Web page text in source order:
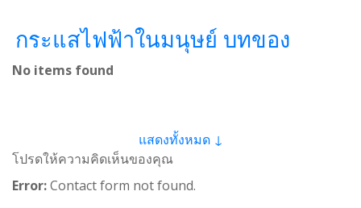
กระแสไฟฟ้าในมนุษย์ บทของ
No items found
แสดงทั้งหมด ↓
โปรดให้ความคิดเห็นของคุณ
Error:Contact form not found.